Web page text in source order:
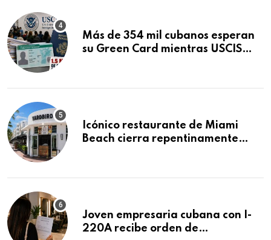
Más de 354 mil cubanos esperan
su Green Card mientras USCIS
Icónico restaurante de Miami
Beach cierra repentinamente
Joven empresaria cubana con I-
220A recibe orden de